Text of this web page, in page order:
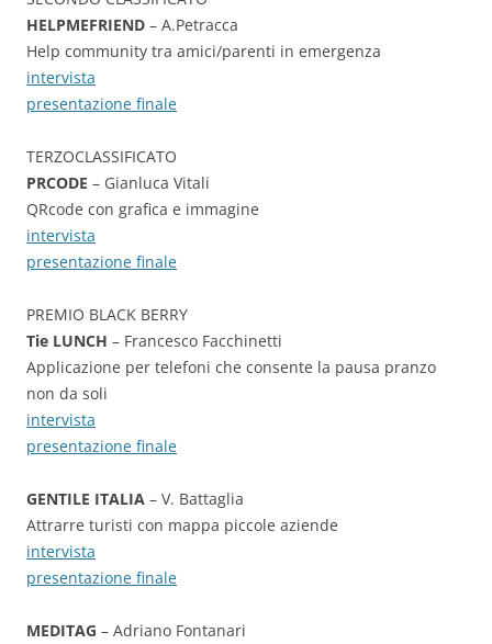
HELPMEFRIEND – A.Petracca
Help community tra amici/parenti in emergenza
intervista
presentazione finale
TERZOCLASSIFICATO
PRCODE – Gianluca Vitali
QRcode con grafica e immagine
intervista
presentazione finale
PREMIO BLACK BERRY
Tie LUNCH – Francesco Facchinetti
Applicazione per telefoni che consente la pausa pranzo
non da soli
intervista
presentazione finale
GENTILE ITALIA – V. Battaglia
Attrarre turisti con mappa piccole aziende
intervista
presentazione finale
MEDITAG – Adriano Fontanari